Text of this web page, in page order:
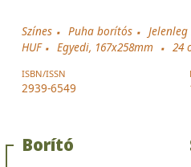
Színes Puha borítós
HUF
Egyedi, 167x258mm 24
ISBN/ISSN
2939-6549
Borító